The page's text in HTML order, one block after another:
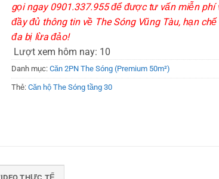
gọi ngay 0901.337.955 để được tư vấn miễn phí
đầy đủ thông tin về The Sóng Vũng Tàu, hạn chế
đa bị lừa đảo!
Lượt xem hôm nay: 10
Danh mục: Căn 2PN The Sóng (Premium 50m²)
Thẻ: Căn hộ The Sóng tầng 30